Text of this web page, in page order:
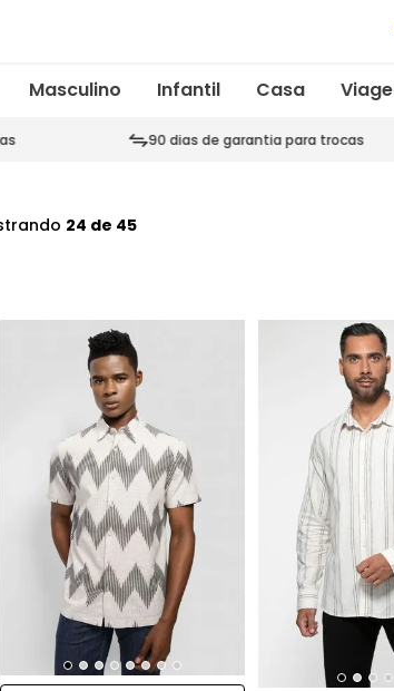
Masculino Infantil Casa
90 dias de garantia para trocas
24 de 45